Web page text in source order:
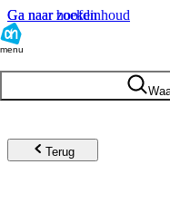
Ga naar hoofdinhoud
Ga naar zoeken
menu
Terug